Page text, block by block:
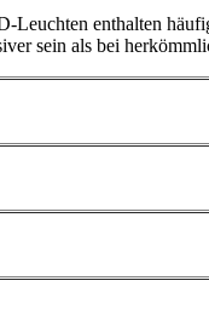
Leuchten enthalten
sein als bei